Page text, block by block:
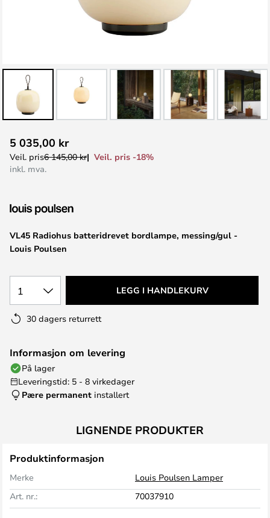
til
begynnelsen
VL45 Radiohus batteridrevet bordlampe, messing/gul -
Louis Poulsen
5 035,00 kr
Veil. pris6 145,00 kr
Veil. pris -18%
inkl. mva.
1 LEGG I HANDLEKURV
30 dagers returrett
Informasjon om levering
På lager
Leveringstid: 5 - 8 virkedager
Pære permanent installert
LIGNENDE PRODUKTER
Produktinformasjon
Merke
Louis Poulsen Lamper
Art. nr.:
70037910